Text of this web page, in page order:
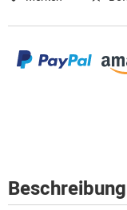
Beschreibung